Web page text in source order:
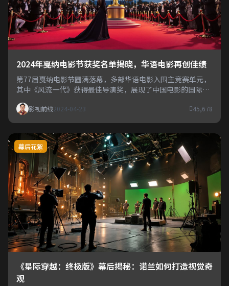
2024年戛纳电影节获奖名单揭晓，华语电影再创佳绩
第77届戛纳电影节圆满落幕，多部华语电影入围主竞赛单元，
其中《风流一代》获得最佳导演奖，展现了中国电影的国际影
影视前线2024-04-23 45,678
幕后花絮
《星际穿越：终极版》幕后揭秘：诺兰如何打造视觉奇
观